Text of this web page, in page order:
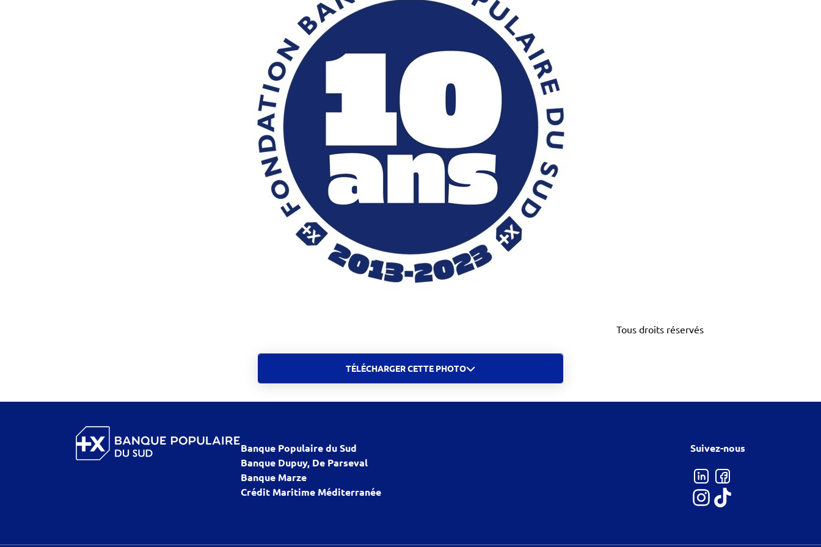
Tous droits réservés
TÉLÉCHARGER CETTE PHOTO
Banque Populaire du Sud
Banque Dupuy, De Parseval
Banque Marze
Crédit Maritime Méditerranée
Suivez-nous